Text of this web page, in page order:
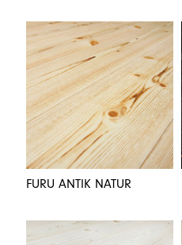
FURU ANTIK NATUR